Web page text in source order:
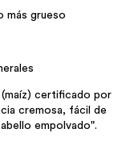
más grueso
(maíz) certificado por
cremosa, fácil de
empolvado".